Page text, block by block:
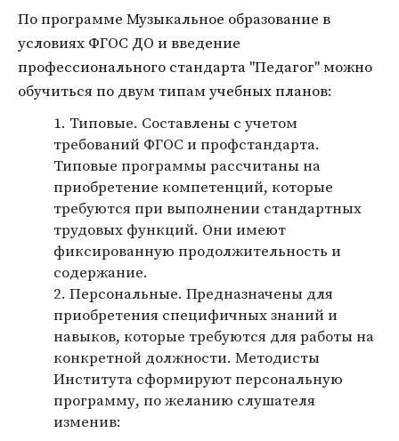
По программе Музыкальное образование в
условиях ФГОС ДО и введение
профессионального стандарта "Педагог" можно
обучиться по двум типам учебных планов:
Типовые. Составлены с учетом
требований ФГОС и профстандарта.
Типовые программы рассчитаны на
приобретение компетенций, которые
требуются при выполнении стандартных
трудовых функций. Они имеют
фиксированную продолжительность и
содержание.
Персональные. Предназначены для
приобретения специфичных знаний и
навыков, которые требуются для работы на
конкретной должности. Методисты
Института сформируют персональную
программу, по желанию слушателя
изменив: